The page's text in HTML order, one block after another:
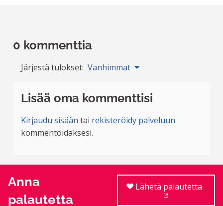
0 kommenttia
Järjestä tulokset: Vanhimmat
Lisää oma kommenttisi
Kirjaudu sisään tai rekisteröidy palveluun
kommentoidaksesi.
Anna
palautetta
Lähetä palautetta